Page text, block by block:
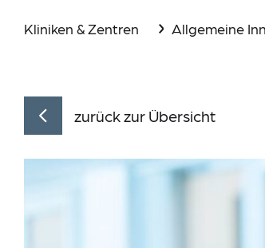
Presse
Suche
Kliniken & Zentren Allgemeine
zurück zur Übersicht